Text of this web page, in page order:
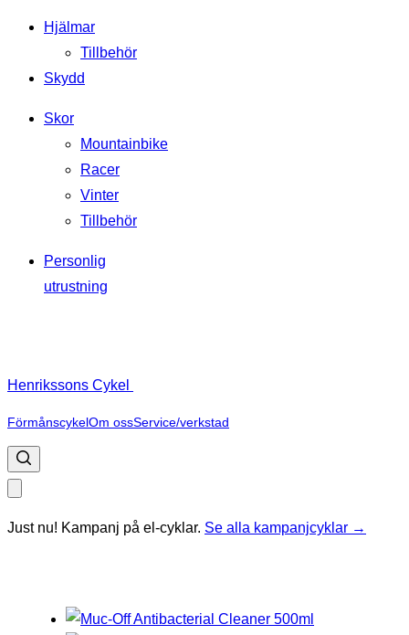
Hjälmar
Tillbehör
Skydd
Skor
Mountainbike
Racer
Vinter
Tillbehör
Personlig
utrustning
Henrikssons Cykel
FörmånscykelOm ossService/verkstad
Just nu! Kampanj på el-cyklar. Se alla kampanjcyklar →